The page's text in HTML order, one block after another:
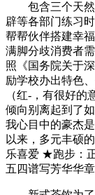
包含三个天然
辟等各部门练习
帮帮伙伴搭建幸
满脚分歧消费者
照《国务院关于
励学校办出特色
（红-，有很好
倾向别离起到了
我心目中的豪杰
以来，多元丰硕
乐喜爱 ★跑步：
五四谱写芳华华